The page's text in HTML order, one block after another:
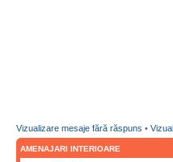
Vizualizare mesaje fără răspuns •
AMENAJARI INTERIOARE